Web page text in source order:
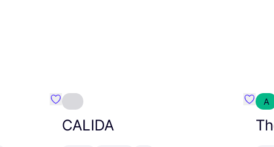
Favoriete {naam}
CALIDA
A